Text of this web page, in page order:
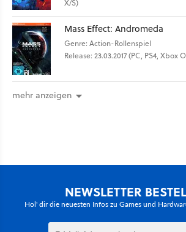
X/S)
Mass Effect: Andromeda
Genre: Action-Rollenspiel
Release: 23.03.2017 (PC, PS4, Xbox
mehr anzeigen
NEWSLETTER
Hol' dir die neuesten Infos zu Games und